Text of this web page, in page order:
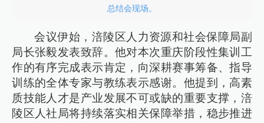
总结会现场。
会议伊始，涪陵区人力资源和社会保障局副
局长张毅发表致辞。他对本次重庆阶段性集训工
作的有序完成表示肯定，向深耕赛事筹备、指导
训练的全体专家与教练表示感谢。他提到，高素
质技能人才是产业发展不可或缺的重要支撑，涪
陵区人社局将持续落实相关保障举措，稳步推进